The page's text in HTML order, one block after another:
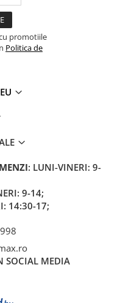
promotiile
Politica de
: LUNI-VINERI: 9-
9-14;
14:30-17;
SOCIAL MEDIA